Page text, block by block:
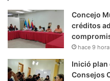
Concejo
créditos
hace 9
Inició plan
Consejos